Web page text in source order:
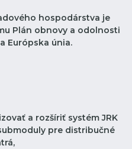
hospodárstva je
Plán obnovy a odolnosti
Európska únia.
a rozšíriť systém JRK
pre distribučné